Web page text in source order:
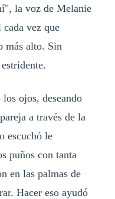
la voz de Melanie
cada vez que
más alto. Sin
ojos, deseando
a través de la
escuchó le
puños con tanta
en las palmas de
Hacer eso ayudó